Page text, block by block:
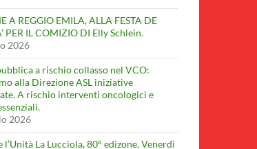
A REGGIO EMILA, ALLA FESTA DE
PER IL COMIZIO DI Elly Schlein.
2026
a rischio collasso nel VCO:
alla Direzione ASL iniziative
A rischio interventi oncologici e
2026
l’Unità La Lucciola, 80° edizone. Venerdì